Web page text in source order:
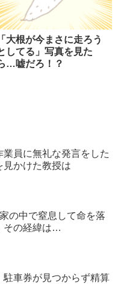
「大根が今まさに走ろう
してる」写真を見た
…嘘だろ！？
業員に無礼な発言をした
見かけた教授は
家の中で窒息して命を落
その経緯は…
駐車券が見つからず精算